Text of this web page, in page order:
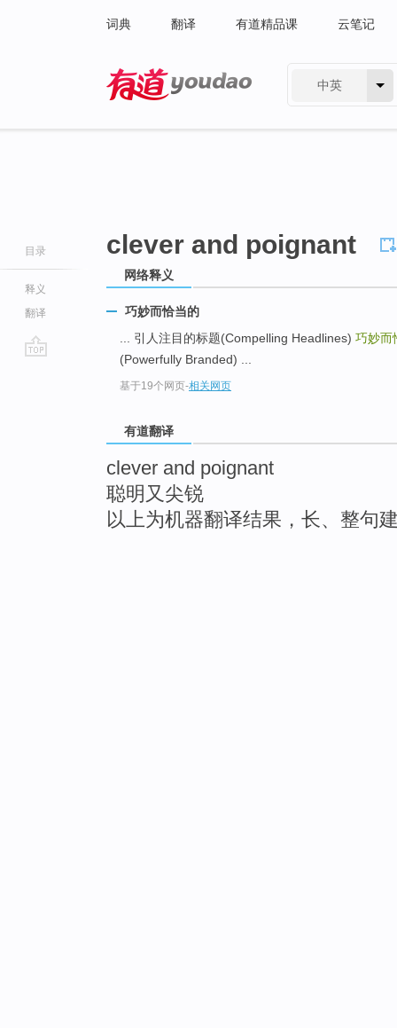
词典 翻译 有道精品课 云笔记
中英
目录
释义
翻译
clever and poignant
网络释义
巧妙而恰当的
... 引人注目的标题(Compelling Headlines) 巧妙而
(Powerfully Branded) ...
基于19个网页-相关网页
有道翻译
clever and poignant
聪明又尖锐
以上为机器翻译结果，长、整句